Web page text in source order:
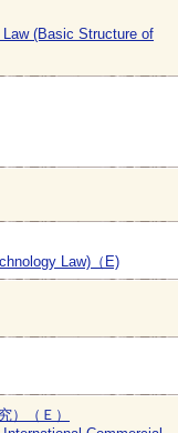
(Basic Structure of
Law)（E)
）（Ｅ）